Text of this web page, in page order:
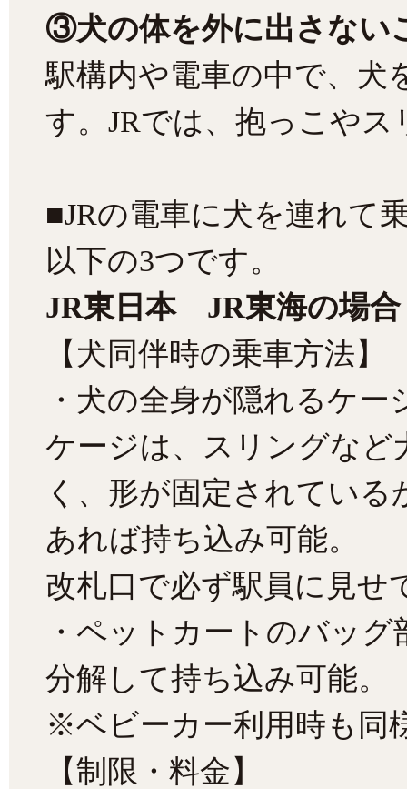
③犬の体を外に出さない
駅構内や電車の中で、犬
す。JRでは、抱っこやス
■JRの電車に犬を連れて
以下の3つです。
JR東日本 JR東海の場合
【犬同伴時の乗車方法】
・犬の全身が隠れるケ
ケージは、スリングな
く、形が固定されている
あれば持ち込み可能。
改札口で必ず駅員に見せ
・ペットカートのバッ
分解して持ち込み可能。
※ベビーカー利用時も同
【制限・料金】